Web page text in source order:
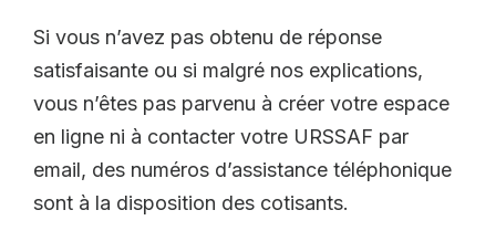
Si vous n’avez pas obtenu de réponse
satisfaisante ou si malgré nos explications,
vous n’êtes pas parvenu à créer votre espace
en ligne ni à contacter votre URSSAF par
email, des numéros d’assistance téléphonique
sont à la disposition des cotisants.